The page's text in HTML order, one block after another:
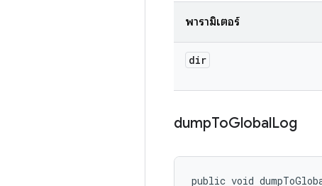
พารามิเตอร์
dir
dumpToGlobalLog
public void